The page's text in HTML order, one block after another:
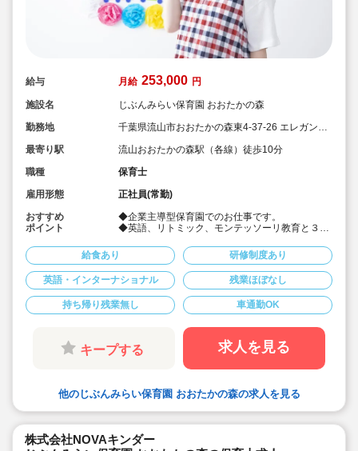
給与 月給 253,000 円
施設名
じぶんみらい保育園 おおたかの森
勤務地
千葉県流山市おおたかの森東4-37-26 エレガンテ
最寄り駅
流山おおたかの森駅（各線）徒歩10分
職種
保育士
雇用形態
正社員(常勤)
おすすめ
ポイント
◆企業主導型保育園でのお仕事です。
◆英語、リトミック、モンテッソーリ教育と３つ
◆英語力不問
◆車通勤可
給食あり 研修制度あり
英語・インターナショナル 残業ほぼなし
持ち帰り残業無し 車通勤OK
キープする 求人を見る
他のじぶんみらい保育園 おおたかの森の求人を見る
株式会社NOVAキンダー